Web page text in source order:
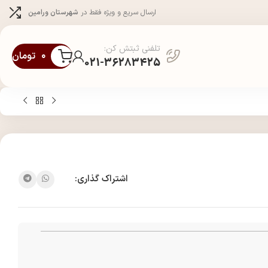
ارسال سریع و ویژه فقط در شهرستان ورامین
تلفنی ثبتش کن:
021-36283425 ۰ تومان
اشتراک گذاری: